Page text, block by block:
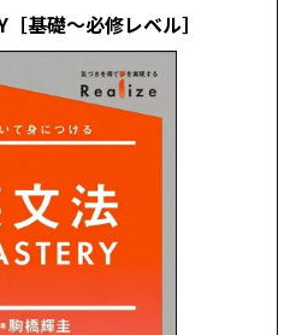
基礎～必修レベル］